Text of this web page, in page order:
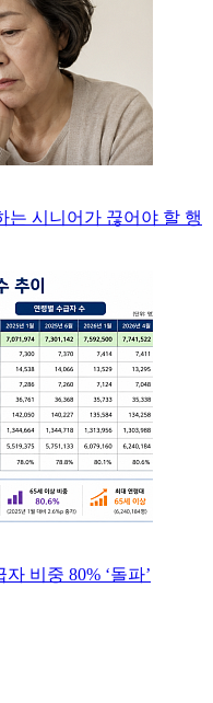
는 시니어가 끊어야 할 행
비중 80% ‘돌파’